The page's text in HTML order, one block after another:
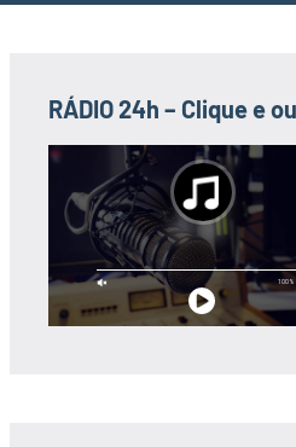
RÁDIO 24h – Clique e